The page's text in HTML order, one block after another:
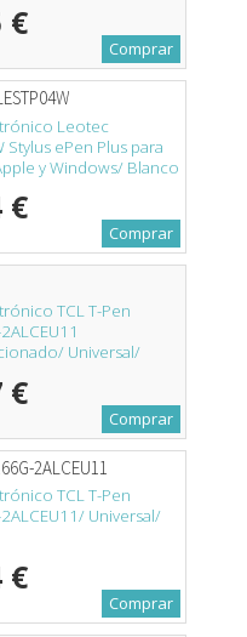
€
Comprar
Leotec
Stylus ePen Plus para
y Windows/ Blanco
€
Comprar
TCL T-Pen
Universal/
€
Comprar
2ALCEU11
TCL T-Pen
Universal/
€
Comprar